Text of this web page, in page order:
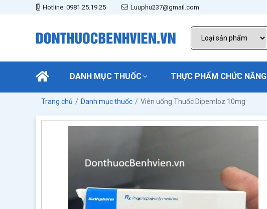
Hotline: 0981.25.19.25 Luuphu237@gmail.com
DANH MỤC THUỐC THỰC PHẨM CHỨC NĂNG
Trang chủ Danh mục thuốc Viên uống Thuốc Dipemloz 10mg